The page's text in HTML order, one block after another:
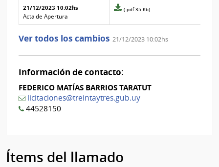
Aclaraciones del llamado
Fecha y
texto de
la
Archivo
de la
21/12/2023 10:02hs
Acta de Apertura
Archivo
de
aclaración
0
(.pdf 35 Kb)
Ver todos los cambios 21/12/2023 10:02hs
Información de contacto:
FEDERICO MATÍAS BARRIOS TARATUT
licitaciones@treintaytres.gub.uy
44528150
Ítems del llamado